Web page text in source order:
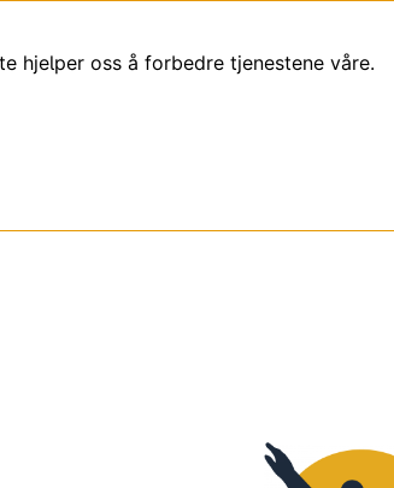
hjelper oss å forbedre tjenestene våre.